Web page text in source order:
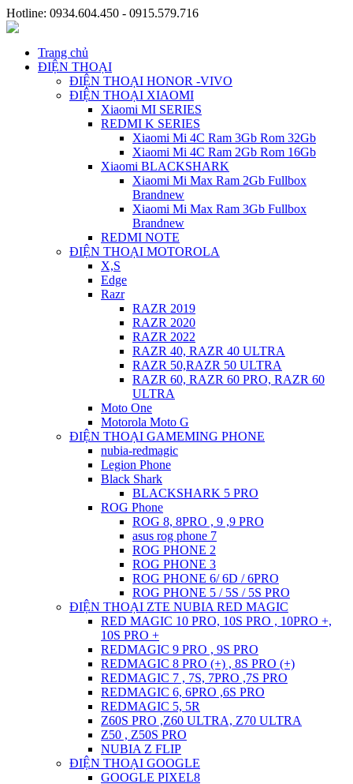
Hotline: 0934.604.450 - 0915.579.716
Trang chủ
ĐIỆN THOẠI
ĐIỆN THOẠI HONOR -VIVO
ĐIỆN THOẠI XIAOMI
Xiaomi MI SERIES
REDMI K SERIES
Xiaomi Mi 4C Ram 3Gb Rom 32Gb
Xiaomi Mi 4C Ram 2Gb Rom 16Gb
Xiaomi BLACKSHARK
Xiaomi Mi Max Ram 2Gb Fullbox
Brandnew
Xiaomi Mi Max Ram 3Gb Fullbox
Brandnew
REDMI NOTE
ĐIỆN THOẠI MOTOROLA
X,S
Edge
Razr
RAZR 2019
RAZR 2020
RAZR 2022
RAZR 40, RAZR 40 ULTRA
RAZR 50,RAZR 50 ULTRA
RAZR 60, RAZR 60 PRO, RAZR 60
ULTRA
Moto One
Motorola Moto G
ĐIỆN THOẠI GAMEMING PHONE
nubia-redmagic
Legion Phone
Black Shark
BLACKSHARK 5 PRO
ROG Phone
ROG 8, 8PRO , 9 ,9 PRO
asus rog phone 7
ROG PHONE 2
ROG PHONE 3
ROG PHONE 6/ 6D / 6PRO
ROG PHONE 5 / 5S / 5S PRO
ĐIỆN THOẠI ZTE NUBIA RED MAGIC
RED MAGIC 10 PRO, 10S PRO , 10PRO +,
10S PRO +
REDMAGIC 9 PRO , 9S PRO
REDMAGIC 8 PRO (+) , 8S PRO (+)
REDMAGIC 7 , 7S, 7PRO ,7S PRO
REDMAGIC 6, 6PRO ,6S PRO
REDMAGIC 5, 5R
Z60S PRO ,Z60 ULTRA, Z70 ULTRA
Z50 , Z50S PRO
NUBIA Z FLIP
ĐIỆN THOẠI GOOGLE
GOOGLE PIXEL8